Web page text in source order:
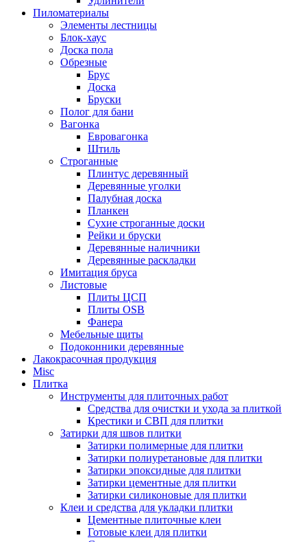
Пиломатериалы
Элементы лестницы
Блок-хаус
Доска пола
Обрезные
Брус
Доска
Бруски
Полог для бани
Вагонка
Евровагонка
Штиль
Строганные
Плинтус деревянный
Деревянные уголки
Палубная доска
Планкен
Сухие строганные доски
Рейки и бруски
Деревянные наличники
Деревянные раскладки
Имитация бруса
Листовые
Плиты ЦСП
Плиты OSB
Фанера
Мебельные щиты
Подоконники деревянные
Лакокрасочная продукция
Misc
Плитка
Инструменты для плиточных работ
Средства для очистки и ухода за плиткой
Крестики и СВП для плитки
Затирки для швов плитки
Затирки полимерные для плитки
Затирки полиуретановые для плитки
Затирки эпоксидные для плитки
Затирки цементные для плитки
Затирки силиконовые для плитки
Клеи и средства для укладки плитки
Цементные плиточные клеи
Готовые клеи для плитки